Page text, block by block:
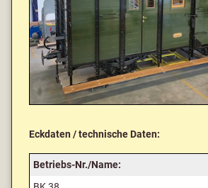
Eckdaten / technische Daten:
Betriebs-Nr./Name: